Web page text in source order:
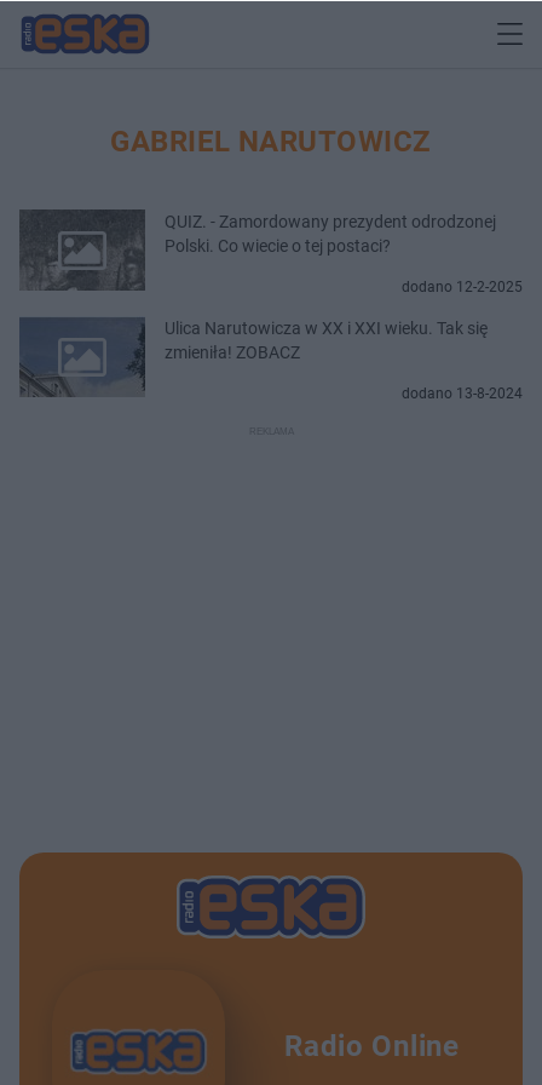
GABRIEL NARUTOWICZ
QUIZ. - Zamordowany prezydent odrodzonej
Polski. Co wiecie o tej postaci?
dodano 12-2-2025
Ulica Narutowicza w XX i XXI wieku. Tak się
zmieniła! ZOBACZ
dodano 13-8-2024
Radio Online